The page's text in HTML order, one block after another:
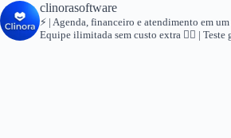
clinorasoftware
⚡ | Agenda, financeiro e atendimento em
Equipe ilimitada sem custo extra 👇🏻 |